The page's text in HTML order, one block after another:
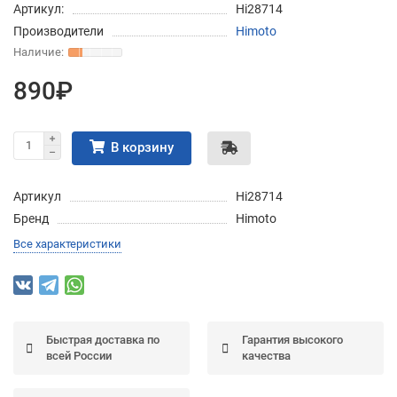
Артикул:
Hi28714
Производители
Himoto
890₽
В корзину
Артикул
Hi28714
Бренд
Himoto
Все характеристики
Быстрая доставка по
всей России
Гарантия высокого
качества
выбранный способом
Оставшиеся
Подробнее
75
6
8 (800) 100-05 85